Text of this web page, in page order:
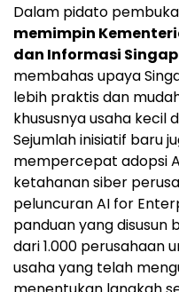
Dalam pidato
memimpin
dan Informasi
membahas upaya
lebih praktis dan
khususnya usaha kecil
Sejumlah inisiatif baru
mempercepat adopsi
ketahanan siber
peluncuran AI for
panduan yang disusun
dari 1.000 perusahaan
usaha yang telah